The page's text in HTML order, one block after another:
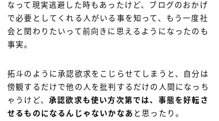
なって現実逃避した時もあったけど、ブログのおかげ
で必要としてくれる人がいる事を知って、もう一度社
会と関わりたいって前向きに思えるようになったのも
事実。
拓斗のように承認欲求をこじらせてしまうと、自分は
傍観するだけで他の人を批判するだけの人間になっち
ゃうけど、 承認欲求も使い方次第では、事態を好転さ
せるものになるんじゃないかなあ と思ったり。